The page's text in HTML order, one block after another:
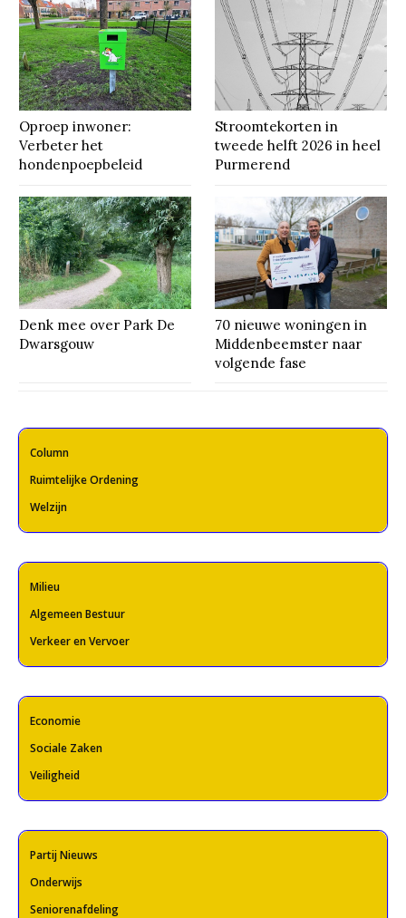
Oproep inwoner:
Verbeter het
hondenpoepbeleid
Stroomtekorten in
tweede helft 2026 in heel
Purmerend
Denk mee over Park De
Dwarsgouw
70 nieuwe woningen in
Middenbeemster naar
volgende fase
Column
Ruimtelijke Ordening
Welzijn
Milieu
Algemeen Bestuur
Verkeer en Vervoer
Economie
Sociale Zaken
Veiligheid
Partij Nieuws
Onderwijs
Seniorenafdeling